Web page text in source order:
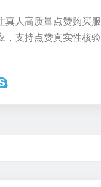
真人高质量点赞购买
，支持点赞真实性核